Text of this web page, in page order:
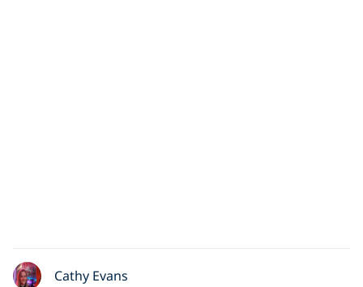
Cathy Evans